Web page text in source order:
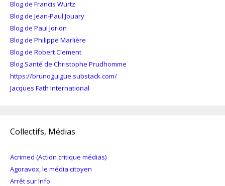
Blog de Francis Wurtz
Blog de Jean-Paul Jouary
Blog de Paul Jorion
Blog de Philippe Marlière
Blog de Robert Clement
Blog Santé de Christophe Prudhomme
https://brunoguigue.substack.com/
Jacques Fath International
Collectifs, Médias
Acrimed (Action critique médias)
Agoravox, le média citoyen
Arrêt sur Info